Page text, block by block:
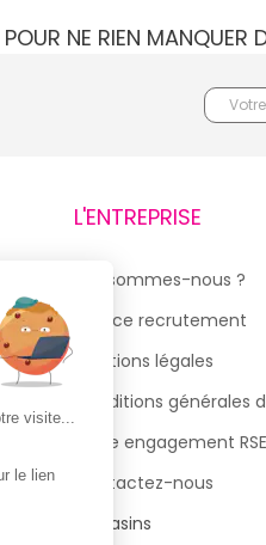
POUR NE RIEN
L'ENTREPRISE
Qui sommes-nous ?
Espace recrutement
Mentions légales
Conditions générales
Notre engagement RSE
Contactez-nous
Magasins
visite...
le lien